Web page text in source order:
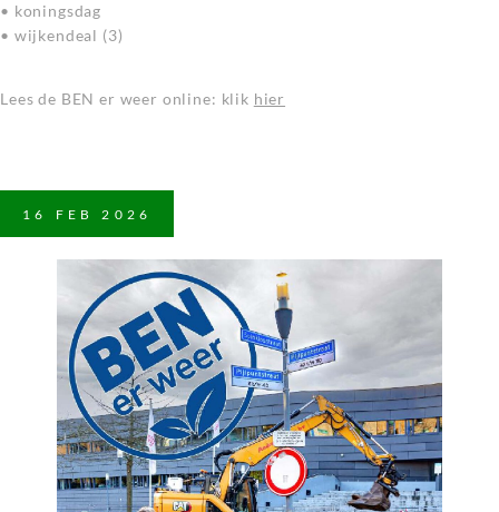
• koningsdag
• wijkendeal (3)
Lees de BEN er weer online: klik hier
16 FEB 2026